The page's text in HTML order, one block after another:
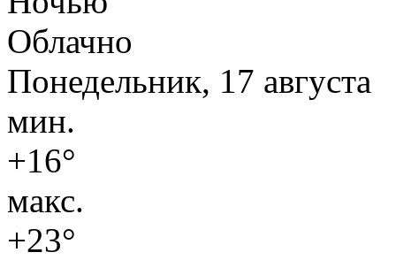
Облачно
Понедельник, 17 августа
мин.
+16°
макс.
+23°